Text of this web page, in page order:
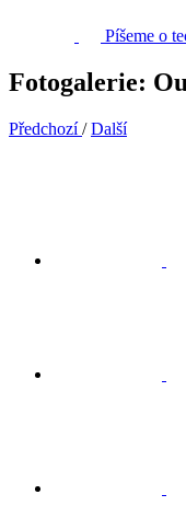
Píšeme o
Fotogalerie:
Předchozí / Další